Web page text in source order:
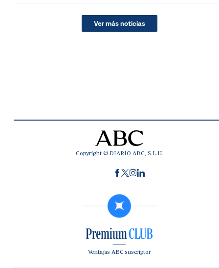
Ver más noticias
Copyright © DIARIO ABC, S.L.U.
Ventajas ABC suscriptor